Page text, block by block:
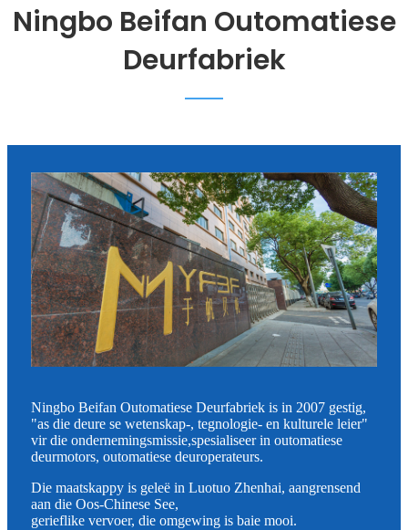
Ningbo Beifan Outomatiese
Deurfabriek
Ningbo Beifan Outomatiese Deurfabriek is in 2007 gestig,
"as die deure se wetenskap-, tegnologie- en kulturele leier"
vir die ondernemingsmissie,spesialiseer in outomatiese
deurmotors, outomatiese deuroperateurs.
Die maatskappy is geleë in Luotuo Zhenhai, aangrensend
aan die Oos-Chinese See,
gerieflike vervoer, die omgewing is baie mooi.